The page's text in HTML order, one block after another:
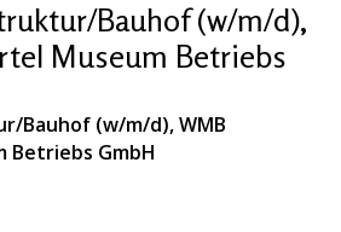
Bauhof (w/m/d),
Museum Betriebs
Bauhof (w/m/d), WMB
Betriebs GmbH